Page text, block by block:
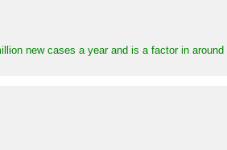
new cases a year and is a factor in around